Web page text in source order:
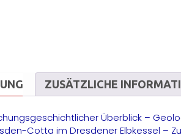
ZUSÄTZLICHE
Überblick –
Cotta im Dresdener Elbkessel –